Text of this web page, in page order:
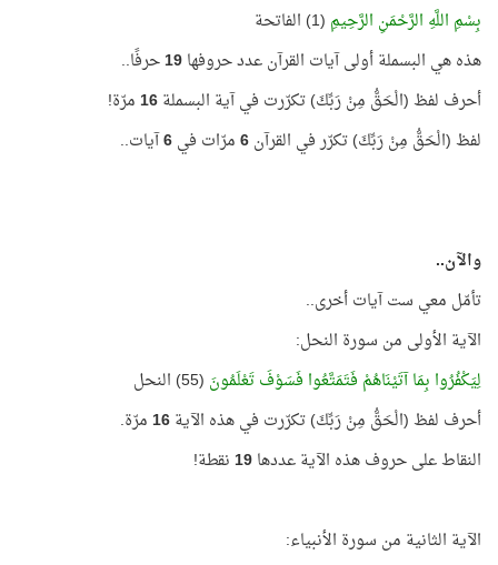
بِسْمِ اللَّهِ الرَّحْمَنِ الرَّحِيمِ (1) الفاتحة
هذه هي البسملة أولى آيات القرآن عدد حروفها19حرفًا..
أحرف لفظ (الْحَقُّ مِنْ رَبِّكَ) تكرّرت في آية البسملة16مرّة!
لفظ (الْحَقُّ مِنْ رَبِّكَ) تكرّر في القرآن6مرّات في6آيات..
والآن..
تأمّل معي ست آيات أخرى..
الآية الأولى من سورة النحل:
لِيَكْفُرُوا بِمَا آتَيْنَاهُمْ فَتَمَتَّعُوا فَسَوْفَ تَعْلَمُونَ (55) النحل
أحرف لفظ (الْحَقُّ مِنْ رَبِّكَ) تكرّرت في هذه الآية16مرّة.
النقاط على حروف هذه الآية عددها19نقطة!
الآية الثانية من سورة الأنبياء: